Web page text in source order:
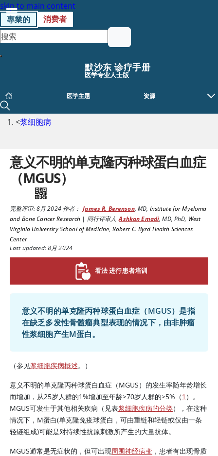
skip to main content
專業的
消费者
默沙东 诊疗手册
医学专业人士版
医学主题 资源
<浆细胞病
意义不明的单克隆丙种球蛋白血症
（MGUS）
完整评审:8月 2024作者： James R. Berenson, MD, Institute for Myeloma
and Bone Cancer Research | 同行评审人 Ashkan Emadi,MD, PhD, West
Virginia University School of Medicine, Robert C. Byrd Health Sciences
Center
Last updated: 8月 2024
看法 进行患者培训
意义不明的单克隆丙种球蛋白血症（MGUS）是指
在缺乏多发性骨髓瘤典型表现的情况下，由非肿瘤
性浆细胞产生M蛋白。
（参见浆细胞疾病概述。）
意义不明的单克隆丙种球蛋白血症（MGUS）的发生率随年龄增长
而增加，从25岁人群的1%增加至年龄>70岁人群的>5%（1 ）。
MGUS可发生于其他相关疾病（见表浆细胞疾病的分类），在这种
情况下，M蛋白(单克隆免疫球蛋白，可由重链和轻链或仅由一条
轻链组成)可能是对持续性抗原刺激所产生的大量抗体。
MGUS通常是无症状的，但可出现周围神经病变 ，患者有出现骨质